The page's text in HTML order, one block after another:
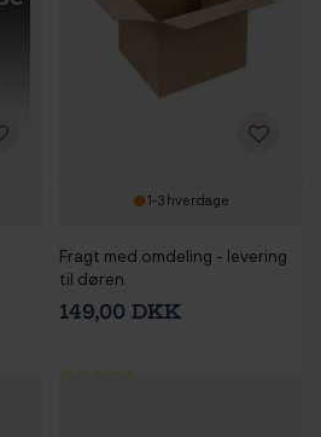
1-3 hverdage
Fragt med omdeling - levering
til døren
149,00 DKK